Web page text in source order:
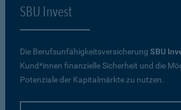
SBU Invest
Die Berufsunfähigkeitsversicherung SBU
Kund*innen finanzielle Sicherheit und die
Potenziale der Kapitalmärkte zu nutzen.